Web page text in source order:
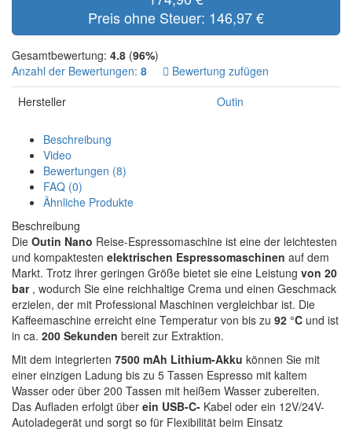
Preis ohne Steuer: 146,97 €
Gesamtbewertung: 4.8 (96%)
Anzahl der Bewertungen: 8
Bewertung zufügen
Hersteller
Outin
Beschreibung
Video
Bewertungen (8)
FAQ (0)
Ähnliche Produkte
Beschreibung
Die Outin Nano Reise-Espressomaschine ist eine der leichtesten
und kompaktesten elektrischen Espressomaschinen auf dem
Markt. Trotz ihrer geringen Größe bietet sie eine Leistung von 20
bar, wodurch Sie eine reichhaltige Crema und einen Geschmack
erzielen, der mit Professional Maschinen vergleichbar ist. Die
Kaffeemaschine erreicht eine Temperatur von bis zu 92 °C und ist
in ca. 200 Sekunden bereit zur Extraktion.
Mit dem integrierten 7500 mAh Lithium-Akku können Sie mit
einer einzigen Ladung bis zu 5 Tassen Espresso mit kaltem
Wasser oder über 200 Tassen mit heißem Wasser zubereiten.
Das Aufladen erfolgt über ein USB-C- Kabel oder ein 12V/24V-
Autoladegerät und sorgt so für Flexibilität beim Einsatz